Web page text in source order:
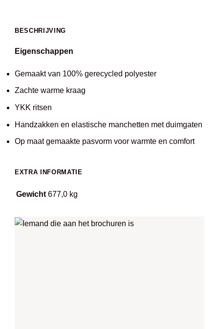
BESCHRIJVING
Eigenschappen
Gemaakt van 100% gerecycled polyester
Zachte warme kraag
YKK ritsen
Handzakken en elastische manchetten met duimgaten
Op maat gemaakte pasvorm voor warmte en comfort
EXTRA INFORMATIE
Gewicht 677,0 kg